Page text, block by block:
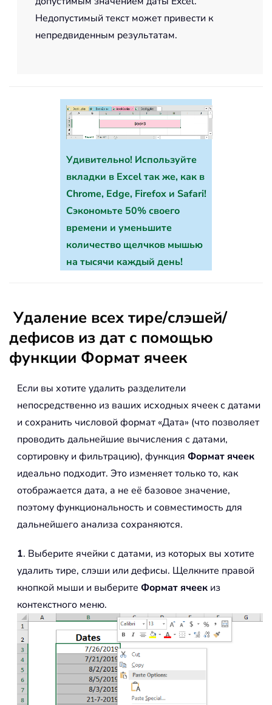
Недопустимый текст может привести к
непредвиденным результатам.
Удивительно! Используйте
вкладки в Excel так же, как в
Chrome, Edge, Firefox и Safari!
Сэкономьте 50% своего
времени и уменьшите
количество щелчков мышью
на тысячи каждый день!
Удаление всех тире/слэшей/
дефисов из дат с помощью
функции Формат ячеек
Если вы хотите удалить разделители
непосредственно из ваших исходных ячеек с датами
и сохранить числовой формат «Дата» (что позволяет
проводить дальнейшие вычисления с датами,
сортировку и фильтрацию), функция Формат ячеек
идеально подходит. Это изменяет только то, как
отображается дата, а не её базовое значение,
поэтому функциональность и совместимость для
дальнейшего анализа сохраняются.
1. Выберите ячейки с датами, из которых вы хотите
удалить тире, слэши или дефисы. Щелкните правой
кнопкой мыши и выберите Формат ячеек из
контекстного меню.